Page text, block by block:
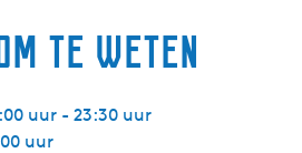
te weten
uur - 23:30 uur
uur